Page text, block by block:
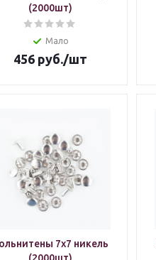
(2000шт)
Мало
456руб./шт
7х7 никель